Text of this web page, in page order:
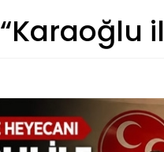
“Karaoğlu